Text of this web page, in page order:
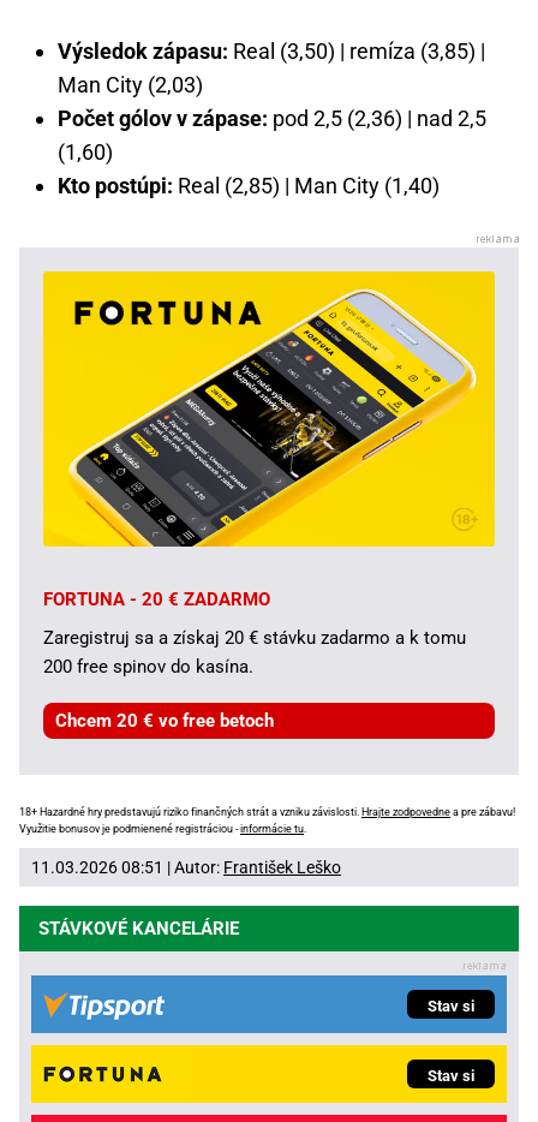
Výsledok zápasu: Real (3,50) | remíza (3,85) |
Man City (2,03)
Počet gólov v zápase: pod 2,5 (2,36) | nad 2,5
(1,60)
Kto postúpi: Real (2,85) | Man City (1,40)
FORTUNA - 20 € ZADARMO
Zaregistruj sa a získaj 20 € stávku zadarmo a k tomu
200 free spinov do kasína.
Chcem 20 € vo free betoch
18+ Hazardné hry predstavujú riziko finančných strát a vzniku závislosti. Hrajte zodpovedne a pre zábavu!
Využitie bonusov je podmienené registráciou -informácie tu.
11.03.2026 08:51 | Autor: František Leško
STÁVKOVÉ KANCELÁRIE
Stav si
Stav si